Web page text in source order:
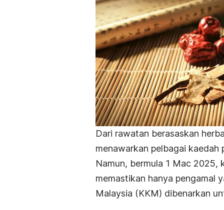
Dari rawatan berasaskan
menawarkan pelbagai
Namun, bermula 1 Mac 2025,
memastikan hanya pengamal
Malaysia (KKM) dibenarkan